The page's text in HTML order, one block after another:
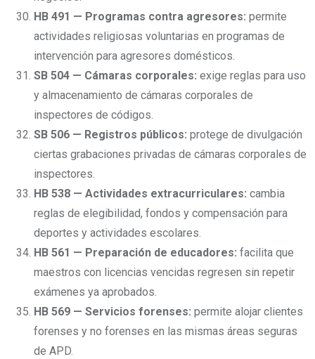
HB 491 — Programas contra agresores: permite
actividades religiosas voluntarias en programas de
intervención para agresores domésticos.
SB 504 — Cámaras corporales: exige reglas para uso
y almacenamiento de cámaras corporales de
inspectores de códigos.
SB 506 — Registros públicos: protege de divulgación
ciertas grabaciones privadas de cámaras corporales de
inspectores.
HB 538 — Actividades extracurriculares: cambia
reglas de elegibilidad, fondos y compensación para
deportes y actividades escolares.
HB 561 — Preparación de educadores: facilita que
maestros con licencias vencidas regresen sin repetir
exámenes ya aprobados.
HB 569 — Servicios forenses: permite alojar clientes
forenses y no forenses en las mismas áreas seguras
de APD.